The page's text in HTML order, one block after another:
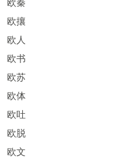
欧秦
欧攘
欧人
欧书
欧苏
欧体
欧吐
欧脱
欧文